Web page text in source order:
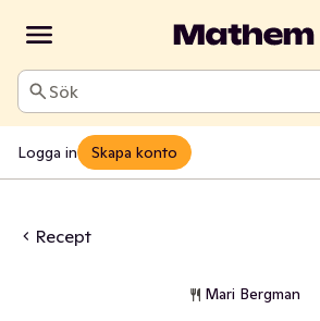
Sök
Logga in Skapa konto
Recept
Mari Bergman